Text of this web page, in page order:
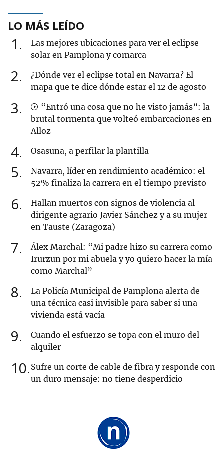
LO MÁS LEÍDO
1
Las mejores ubicaciones para ver el eclipse
solar en Pamplona y comarca
2
¿Dónde ver el eclipse total en Navarra? El
mapa que te dice dónde estar el 12 de agosto
3
“Entró una cosa que no he visto jamás”: la
brutal tormenta que volteó embarcaciones en
Alloz
4 Osasuna, a perfilar la plantilla
5
Navarra, líder en rendimiento académico: el
52% finaliza la carrera en el tiempo previsto
6
Hallan muertos con signos de violencia al
dirigente agrario Javier Sánchez y a su mujer
en Tauste (Zaragoza)
7
Álex Marchal: “Mi padre hizo su carrera como
Irurzun por mi abuela y yo quiero hacer la mía
como Marchal”
8
La Policía Municipal de Pamplona alerta de
una técnica casi invisible para saber si una
vivienda está vacía
9
Cuando el esfuerzo se topa con el muro del
alquiler
10 Sufre un corte de cable de fibra y responde con
un duro mensaje: no tiene desperdicio